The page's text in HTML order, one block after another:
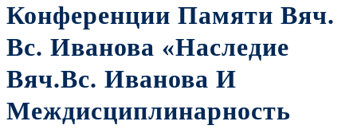
Конференции Памяти Вяч.
Вс. Иванова «Наследие
Вяч.Вс. Иванова И
Междисциплинарность